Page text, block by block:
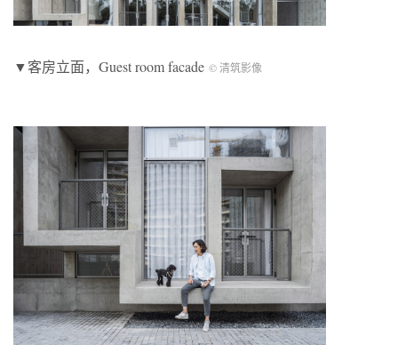
▼客房立面，Guest room facade © 清筑影像